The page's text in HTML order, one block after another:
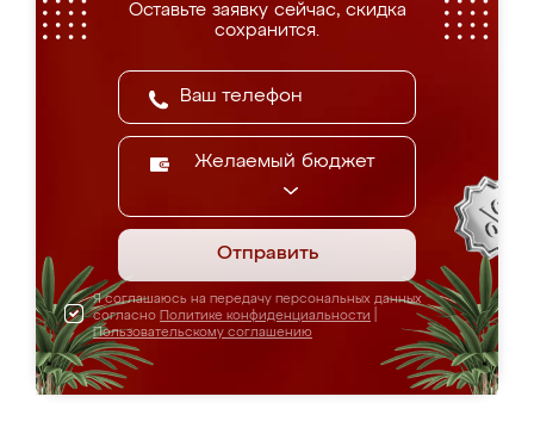
Оставьте заявку сейчас, скидка
сохранится.
Желаемый бюджет
Отправить
Я соглашаюсь на передачу персональных данных
согласно Политике конфиденциальности
Пользовательскому соглашению